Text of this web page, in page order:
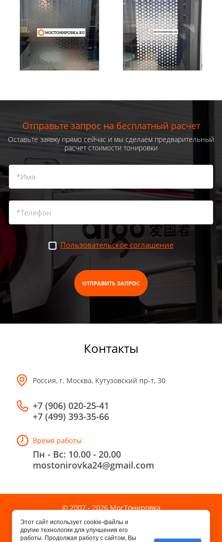
Отправьте запрос на бесплатный расчет
Оставьте заявку прямо сейчас и мы сделаем предварительный
расчет стоимости тонировки
Пользовательское соглашение
ОТПРАВИТЬ ЗАПРОС
Контакты
Россия, г. Москва, Кутузовский пр-т, 30
+7 (906) 020-25-41
+7 (499) 393-35-66
Время работы
Пн - Вс: 10.00 - 20.00
mostonirovka24@gmail.com
© 2007 - 2026 МосТонировка
Пользовательское соглашение
Политика конфиденциальности
Этот сайт использует cookie-файлы и
другие технологии для улучшения его
работы. Продолжая работу с сайтом, Вы